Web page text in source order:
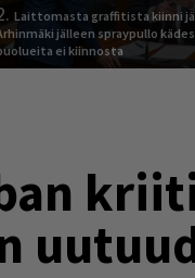
Laittomasta graffitista kiinni
jälleen spraypullo
ei kiinnosta